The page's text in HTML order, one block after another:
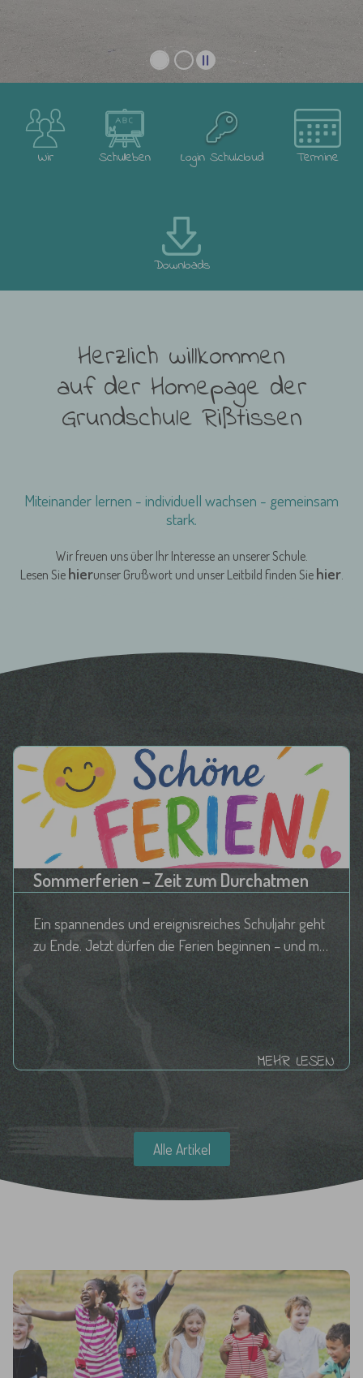
Wir Schulleben Login Schul.cloud Termine
Downloads
Herzlich willkommen
auf der Homepage der
Grundschule Rißtissen
Miteinander lernen - individuell wachsen - gemeinsam
stark.
Wir freuen uns über Ihr Interesse an unserer Schule.
Lesen Sie hierunser Grußwort und unser Leitbild finden Sie hier.
Sommerferien – Zeit zum Durchatmen
Ein spannendes und ereignisreiches Schuljahr geht
zu Ende. Jetzt dürfen die Ferien beginnen – und mit
Team der Grundschule Rißtissen
MEHR LESEN
Alle Artikel